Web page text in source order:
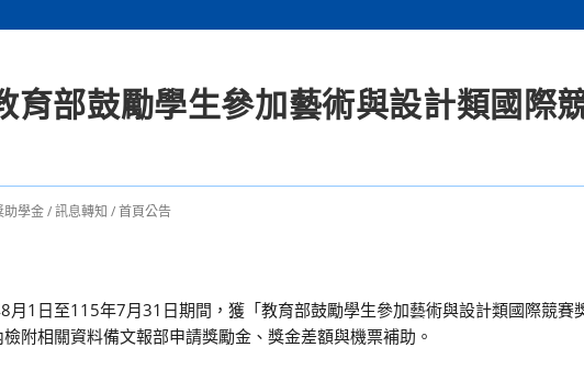
育部鼓勵學生參加藝術與設計類國際
助學金/訊息轉知 /首頁公告
1日至115年7月31日期間，獲「教育部鼓勵學生參加藝術與設計類國際競賽
附相關資料備文報部申請獎勵金、獎金差額與機票補助。